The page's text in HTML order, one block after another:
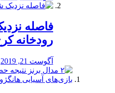
️فاصله
رودخانه
آگوست 21, 2019